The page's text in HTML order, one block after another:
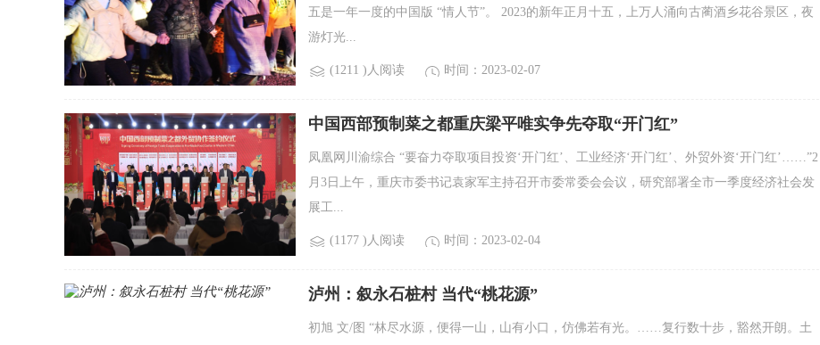
五是一年一度的中国版 “情人节”。 2023的新年正月十五，上万人涌向古蔺酒乡花谷景区，夜
游灯光...
(1211 )人阅读 时间：2023-02-07
中国西部预制菜之都重庆梁平唯实争先夺取“开门红”
凤凰网川渝综合 “要奋力夺取项目投资‘开门红’、工业经济‘开门红’、外贸外资‘开门红’……”2
月3日上午，重庆市委书记袁家军主持召开市委常委会会议，研究部署全市一季度经济社会发
展工...
(1177 )人阅读 时间：2023-02-04
泸州：叙永石桩村 当代“桃花源”
初旭 文/图 “林尽水源，便得一山，山有小口，仿佛若有光。……复行数十步，豁然开朗。土